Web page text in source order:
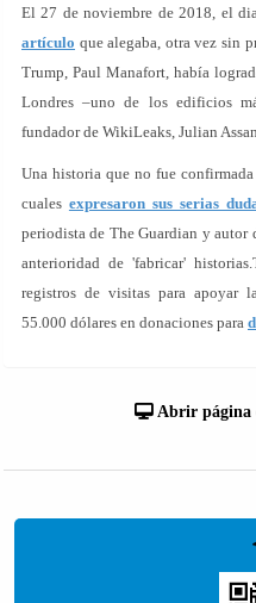
El 27 de noviembre de 2018, el
artículo que alegaba, otra vez sin
Trump, Paul Manafort, había
Londres –uno de los edificios
fundador de WikiLeaks, Julian
Una historia que no fue
cuales expresaron sus serias
periodista de The Guardian y autor
anterioridad de 'fabricar'
registros de visitas para apoyar
55.000 dólares en donaciones para
Abrir página